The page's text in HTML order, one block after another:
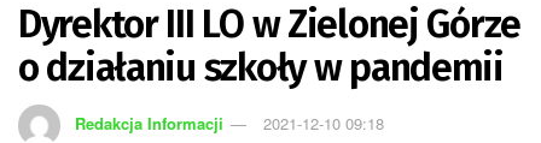
Dyrektor III LO w Zielonej Górze
o działaniu szkoły w pandemii
Redakcja Informacji 2021-12-10 09:18